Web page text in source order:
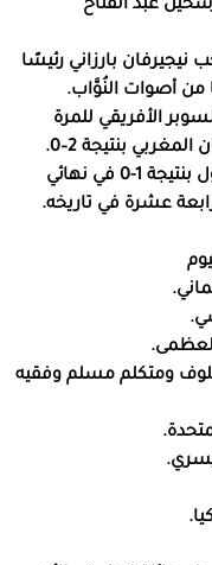
عبد الفتاح
نيجيرفان بارزاني رئيسًا
الأفريقي للمرة
بنتيجة 2–0.
2022 – ريال مدريد يتغلب على نادي ليفربول بنتيجة 1-0 في نهائي
عشرة في تاريخه.
ومتكلم مسلم وفقيه